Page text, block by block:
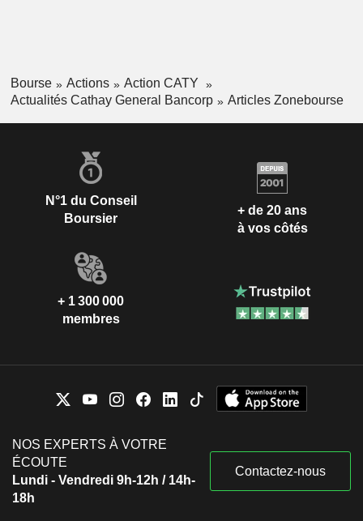
Bourse Actions
Action CATY
Actualités Cathay General Bancorp
Articles Zonebourse
N°1 du Conseil
Boursier
+ de 20 ans
à vos côtés
+ 1 300 000
membres
NOS EXPERTS À VOTRE
ÉCOUTE
Lundi - Vendredi 9h-12h / 14h-
18h
Contactez-nous